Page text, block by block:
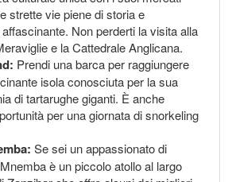
strette vie piene di storia e
affascinante. Non perderti la visita alla
e la Cattedrale Anglicana.
Prendi una barca per raggiungere
isola conosciuta per la sua
di tartarughe giganti. È anche
per una giornata di snorkeling
Se sei un appassionato di
è un piccolo atollo al largo